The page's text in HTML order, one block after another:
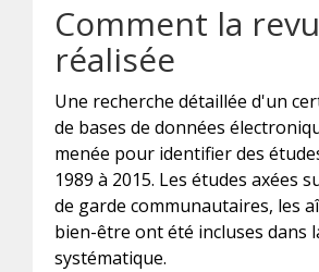
Comment la
réalisée
Une recherche détaillée d'un
de bases de données
menée pour identifier des
1989 à 2015. Les études axées
de garde communautaires, les
bien-être ont été incluses dans
systématique.